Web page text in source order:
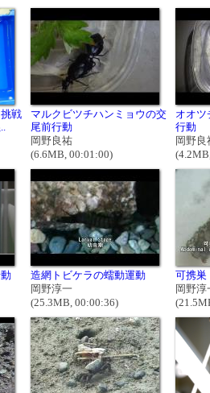
戦
マルクビツチハンミョウの交
尾前行動
岡野良祐
(6.6MB, 00:01:00)
オオツ
行動
岡野良
造網トビケラの蠕動運動
岡野淳一
(25.3MB, 00:00:36)
可携巣
岡野淳